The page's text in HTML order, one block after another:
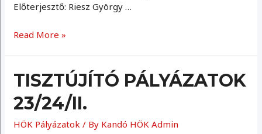
Előterjesztő: Riesz György …
Küldöttgyűlés
Read More »
TISZTÚJÍTÓ PÁLYÁZATOK
23/24/II.
HÖK Pályázatok / By Kandó HÖK Admin